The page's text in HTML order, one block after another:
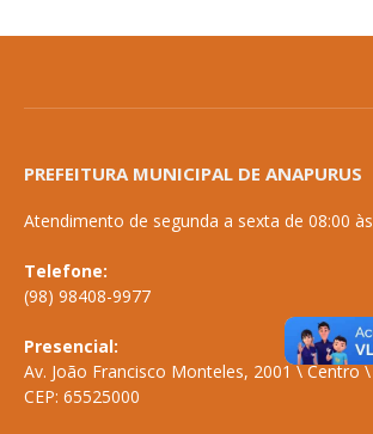
PREFEITURA MUNICIPAL DE ANAPURUS
Atendimento de segunda a sexta de 08:00
Telefone:
(98) 98408-9977
Presencial:
Av. João Francisco Monteles, 2001 \ Centro
CEP: 65525000